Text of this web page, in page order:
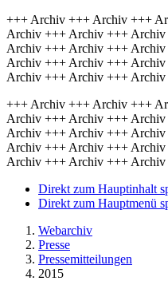
+++ Archiv +++ Archiv +++
Archiv +++ Archiv +++
Archiv +++ Archiv +++
Archiv +++ Archiv +++
Archiv +++ Archiv +++
+++ Archiv +++ Archiv +++
Archiv +++ Archiv +++
Archiv +++ Archiv +++
Archiv +++ Archiv +++
Archiv +++ Archiv +++
Direkt zum Hauptinhalt
Direkt zum Hauptmenü
Webarchiv
Presse
Pressemitteilungen
2015